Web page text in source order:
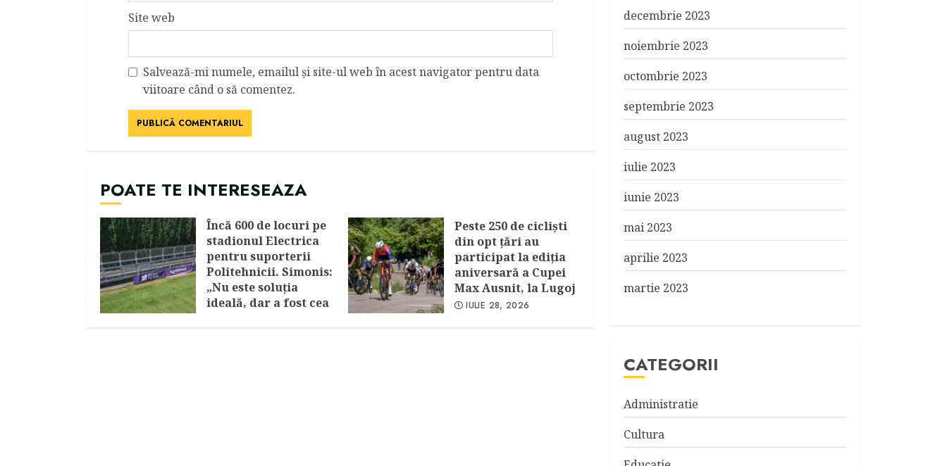
Site web
Salvează-mi numele, emailul și site-ul web în acest navigator pentru data
viitoare când o să comentez.
POATE TE INTERESEAZA
Încă 600 de locuri pe
stadionul Electrica
pentru suporterii
Politehnicii. Simonis:
„Nu este soluția
ideală, dar a fost cea
Peste 250 de cicliști
din opt țări au
participat la ediția
aniversară a Cupei
Max Ausnit, la Lugoj
IULIE 28, 2026
decembrie 2023
noiembrie 2023
octombrie 2023
septembrie 2023
august 2023
iulie 2023
iunie 2023
mai 2023
aprilie 2023
martie 2023
CATEGORII
Administratie
Cultura